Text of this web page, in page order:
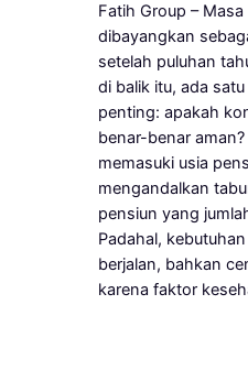
Fatih Group –
dibayangkan
setelah puluhan
di balik itu, ada
penting: apakah
benar-benar
memasuki usia
mengandalkan
pensiun yang
Padahal,
berjalan, bahkan
karena faktor